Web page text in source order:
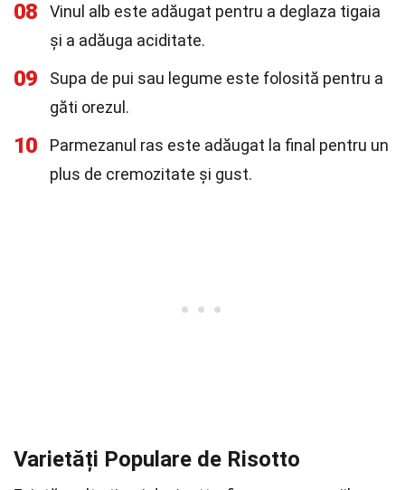
08
Vinul alb este adăugat pentru a deglaza tigaia
și a adăuga aciditate.
09
Supa de pui sau legume este folosită pentru a
găti orezul.
10
Parmezanul ras este adăugat la final pentru un
plus de cremozitate și gust.
Varietăți Populare de Risotto